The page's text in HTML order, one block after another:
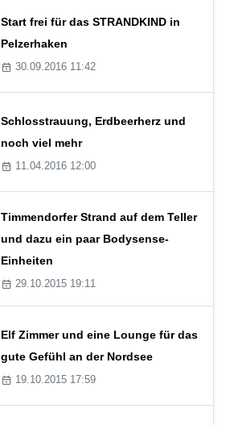
Start frei für das STRANDKIND in
Pelzerhaken
30.09.2016 11:42
Schlosstrauung, Erdbeerherz und
noch viel mehr
11.04.2016 12:00
Timmendorfer Strand auf dem Teller
und dazu ein paar Bodysense-
Einheiten
29.10.2015 19:11
Elf Zimmer und eine Lounge für das
gute Gefühl an der Nordsee
19.10.2015 17:59